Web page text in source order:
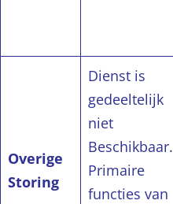
Overige
Storing
Dienst is
gedeeltelijk
niet
Beschikbaar.
Primaire
functies van